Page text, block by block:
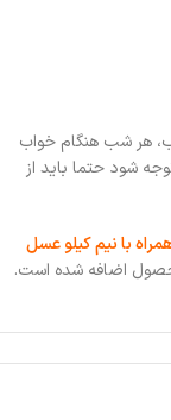
هر شب هنگام خواب
شود. توجه شود حتما باید از
با نیم کیلو عسل
اضافه شده است.